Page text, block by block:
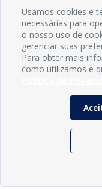
Usamos cookies e
necessárias para
o nosso uso de
gerenciar suas
Para obter mais
como utilizamos e